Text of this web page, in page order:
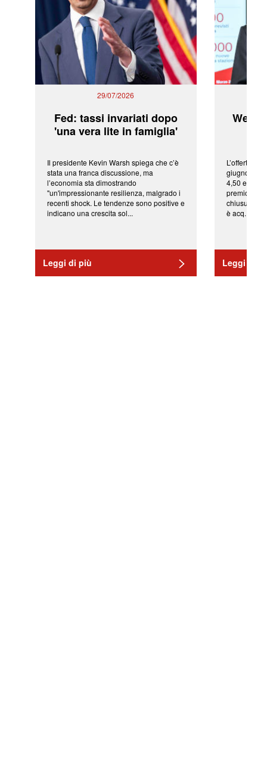
29/07/2026
Fed: tassi invariati dopo
'una vera lite in famiglia'
Il presidente Kevin Warsh spiega che c’è
stata una franca discussione, ma
l’economia sta dimostrando
"un'impressionante resilienza, malgrado i
recenti shock. Le tendenze sono positive e
indicano una crescita sol...
Leggi di più
L’offerta
giugno da
4,50 euro
premio di
chiusura
è acq...
Leggi di